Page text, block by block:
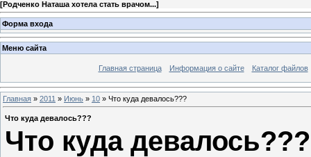
[Родченко Наташа хотела стать врачом...]
Форма входа
Меню сайта
Главная страница Информация о сайте Каталог файлов
Главная » 2011 » Июнь » 10 » Что куда девалось???
Что куда девалось???
Что куда девалось???